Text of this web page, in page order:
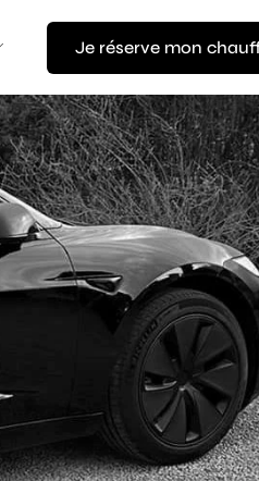
Je réserve mon